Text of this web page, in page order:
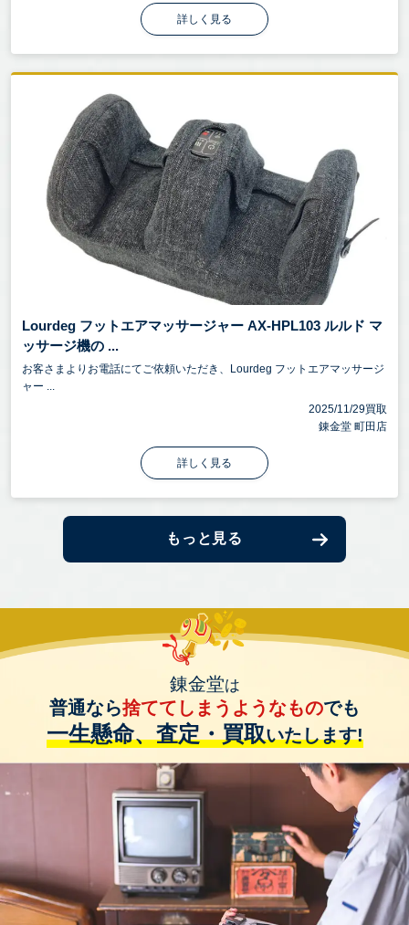
詳しく見る
Lourdeg フットエアマッサージャー AX-HPL103 ルルド マ
ッサージ機の ...
お客さまよりお電話にてご依頼いただき、Lourdeg フットエアマッサージ
ャー ...
2025/11/29買取
錬金堂 町田店
詳しく見る
もっと見る
錬金堂は
普通なら捨ててしまうようなものでも
一生懸命、査定・買取いたします!